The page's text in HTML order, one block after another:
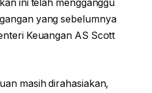
ini telah mengganggu
yang sebelumnya
Keuangan AS Scott
masih dirahasiakan,